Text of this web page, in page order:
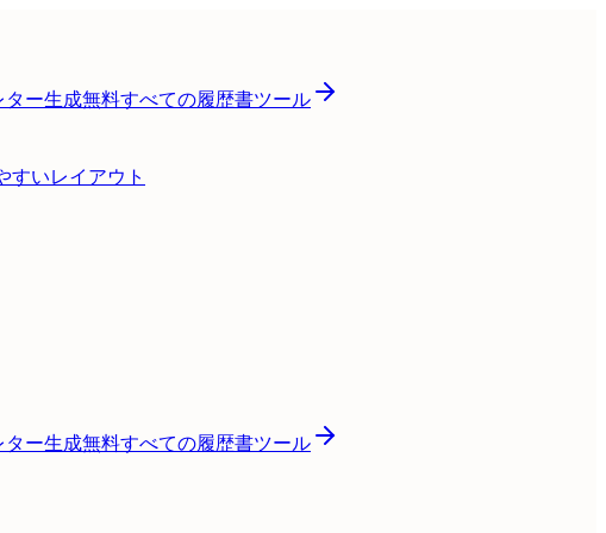
ター生成無料すべての履歴書ツール
すいレイアウト
ター生成無料すべての履歴書ツール